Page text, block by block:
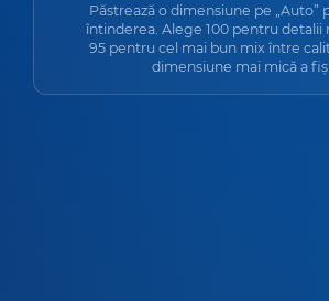
Păstrează o dimensiune pe „Auto”
întinderea. Alege 100 pentru detalii
95 pentru cel mai bun mix între
dimensiune mai mică a